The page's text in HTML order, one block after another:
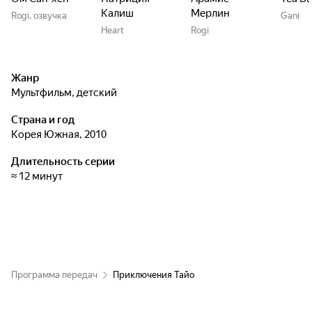
Rogi, озвучка
Калиш
Heart
Мерлин
Rogi
Gani
Жанр
мультфильм, детский
Страна и год
Корея Южная, 2010
Длительность серии
≈ 12 минут
Программа передач Приключения Тайо